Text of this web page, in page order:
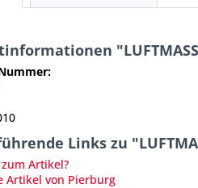
Links zu
Artikel?
Artikel von Pierburg